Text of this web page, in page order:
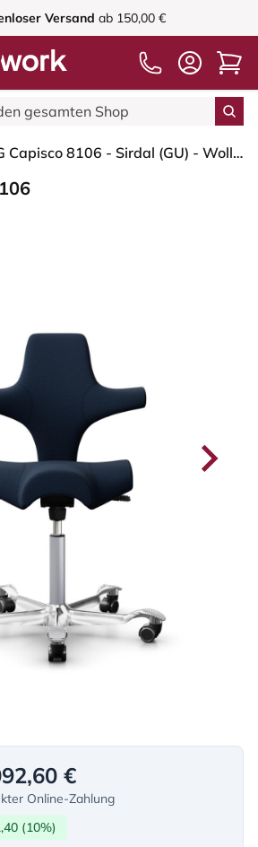
Versand ab 150,00 €
HÅG Capisco 8106 - Sirdal (GU) - Wolle - SRD780 Dark blue - Silber - 150mm (Sitzhöhe 40-55cm) - Harte Rollen für weiche Böden
€
Online-Zahlung
(10%)